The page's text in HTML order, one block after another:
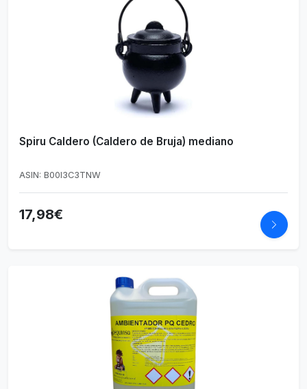
Spiru Caldero (Caldero de Bruja) mediano
ASIN: B00I3C3TNW
17,98€